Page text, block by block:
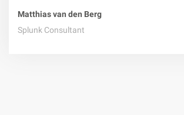
Matthias van den Berg
Splunk Consultant